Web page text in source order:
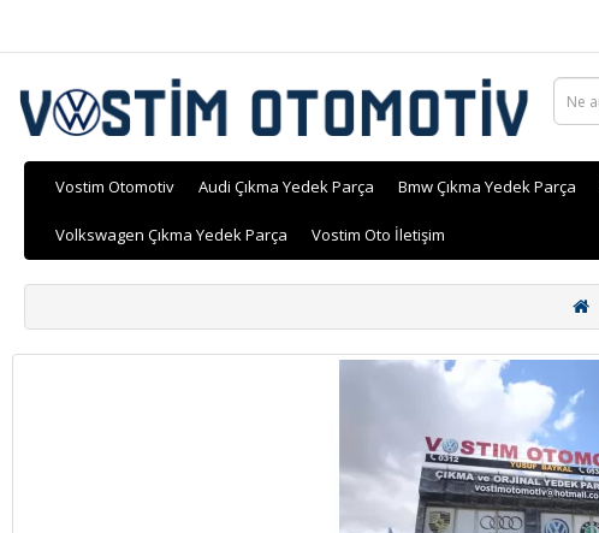
Vostim Otomotiv Audi Çıkma Yedek Parça Bmw Çıkma Yedek Parça
Volkswagen Çıkma Yedek Parça Vostim Oto İletişim